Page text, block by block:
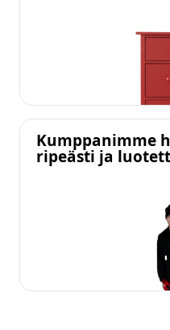
Kumppanimme
ripeästi ja